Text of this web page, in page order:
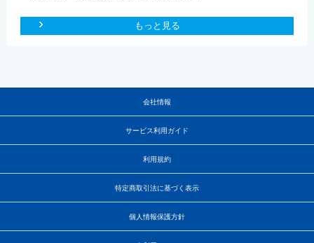
もっと見る
会社情報
サービス利用ガイド
利用規約
特定商取引法に基づく表示
個人情報保護方針